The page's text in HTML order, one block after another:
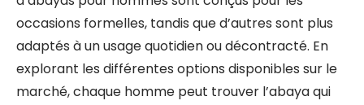
occasions formelles, tandis que d’autres sont plus
adaptés à un usage quotidien ou décontracté. En
explorant les différentes options disponibles sur le
marché, chaque homme peut trouver l’abaya qui